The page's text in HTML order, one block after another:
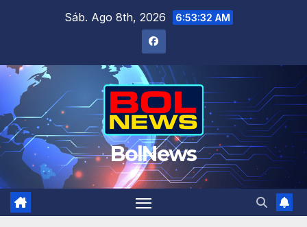
Sáb. Ago 8th, 2026 6:53:33 AM
BolNews